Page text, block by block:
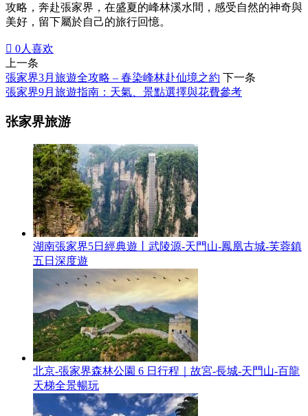
攻略，奔赴張家界，在盛夏的峰林溪水間，感受自然的神奇與
美好，留下屬於自己的旅行回憶。
 0人喜欢
上一条
張家界3月旅遊全攻略 – 春染峰林赴仙境之約 下一条
張家界9月旅遊指南：天氣、景點選擇與花費參考
张家界旅游
湖南張家界5日經典遊丨武陵源-天門山-鳳凰古城-芙蓉鎮
五日深度遊
北京-張家界森林公園 6 日行程｜故宮-長城-天門山-百龍
天梯全景暢玩